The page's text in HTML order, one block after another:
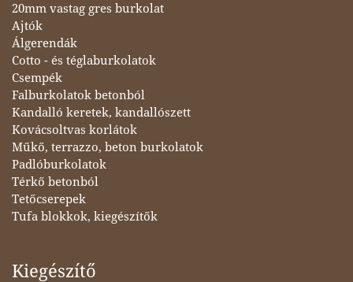
20mm vastag gres burkolat
Ajtók
Álgerendák
Cotto - és téglaburkolatok
Csempék
Falburkolatok betonból
Kandalló keretek, kandallószett
Kovácsoltvas korlátok
Műkő, terrazzo, beton burkolatok
Padlóburkolatok
Térkő betonból
Tetőcserepek
Tufa blokkok, kiegészítők
Kiegészítő